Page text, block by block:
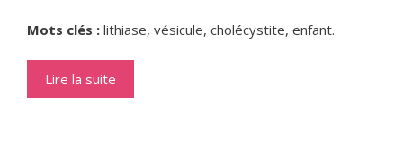
Mots clés : lithiase, vésicule, cholécystite, enfant.
Lire la suite